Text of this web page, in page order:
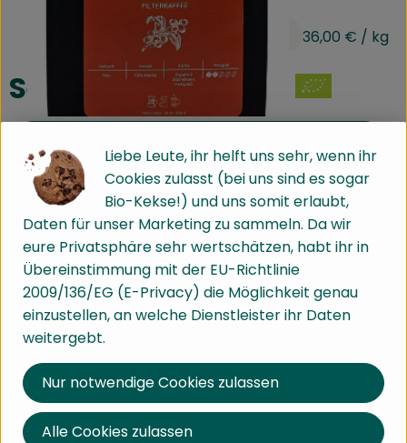
Biokiste
Biomarkt Waldkirch
Über brokkolise
Wissenswertes
Sebastians Spezial
9,00 € 36,00 € / kg
hinzufügen
Produkt zum Warenkorb
250g
#60672 9,00 €/ 250g 36,00 €/ kg 7% MwSt
Info Herkunft
Info
Sebastians Spezial- unser Filterkaffee aus Peru (100%
Arabica). Mit herb-süßlichen Geschmacksnoten und
einer feinen Säure. Geröstet für alle Filterarten
Liebe Leute, ihr helft uns sehr, wenn ihr
Cookies zulasst (bei uns sind es sogar
Bio-Kekse!) und uns somit erlaubt,
Daten für unser Marketing zu sammeln. Da wir
eure Privatsphäre sehr wertschätzen, habt ihr in
Übereinstimmung mit der EU-Richtlinie
2009/136/EG (E-Privacy) die Möglichkeit genau
einzustellen, an welche Dienstleister ihr Daten
weitergebt.
Nur notwendige Cookies zulassen
Alle Cookies zulassen